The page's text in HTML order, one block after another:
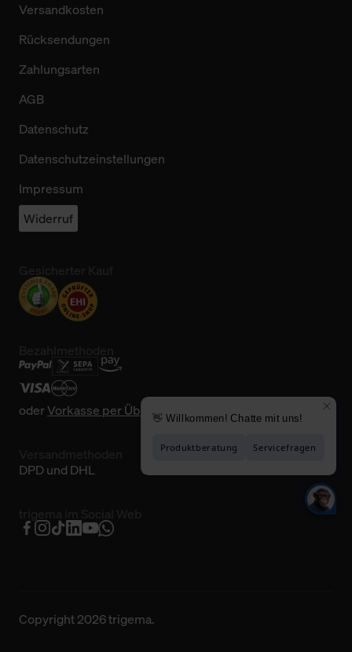
Versandkosten
Rücksendungen
Zahlungsarten
AGB
Datenschutz
Datenschutzeinstellungen
Impressum
Widerruf
oderVorkasse per Überweisung
DPD und DHL
Copyright 2026 trigema.